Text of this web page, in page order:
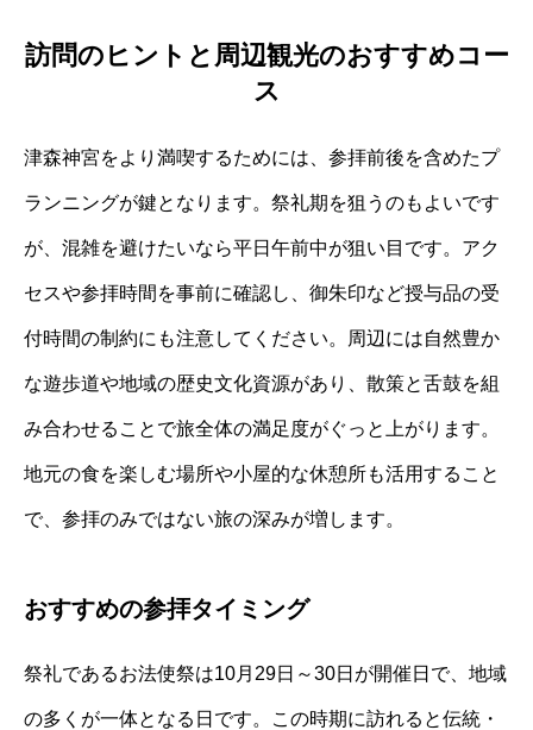
訪問のヒントと周辺観光のおすすめコー
ス
津森神宮をより満喫するためには、参拝前後を含めたプ
ランニングが鍵となります。祭礼期を狙うのもよいです
が、混雑を避けたいなら平日午前中が狙い目です。アク
セスや参拝時間を事前に確認し、御朱印など授与品の受
付時間の制約にも注意してください。周辺には自然豊か
な遊歩道や地域の歴史文化資源があり、散策と舌鼓を組
み合わせることで旅全体の満足度がぐっと上がります。
地元の食を楽しむ場所や小屋的な休憩所も活用すること
で、参拝のみではない旅の深みが増します。
おすすめの参拝タイミング
祭礼であるお法使祭は10月29日～30日が開催日で、地域
の多くが一体となる日です。この時期に訪れると伝統・